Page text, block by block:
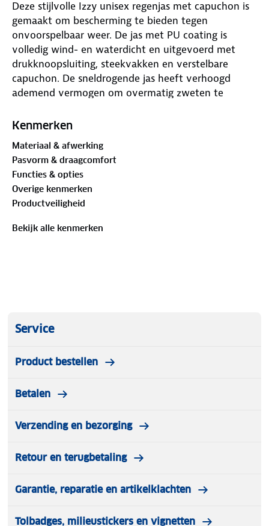
Deze stijlvolle Izzy unisex regenjas met capuchon is
gemaakt om bescherming te bieden tegen
onvoorspelbaar weer. De jas met PU coating is
volledig wind- en waterdicht en uitgevoerd met
drukknoopsluiting, steekvakken en verstelbare
capuchon. De sneldrogende jas heeft verhoogd
ademend vermogen om overmatig zweten te
Kenmerken
Materiaal & afwerking
Pasvorm & draagcomfort
Functies & opties
Overige kenmerken
Productveiligheid
Bekijk alle kenmerken
Service
Product bestellen
Betalen
Verzending en bezorging
Retour en terugbetaling
Garantie, reparatie en artikelklachten
Tolbadges, milieustickers en vignetten